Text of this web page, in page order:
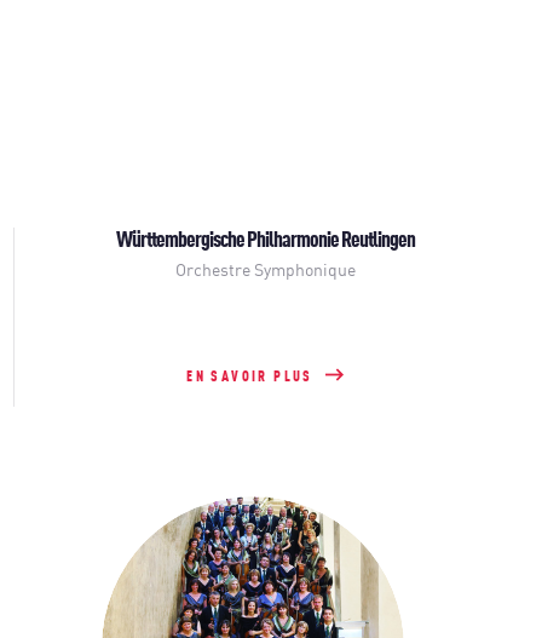
Württembergische Philharmonie Reutlingen
Orchestre Symphonique
EN SAVOIR PLUS